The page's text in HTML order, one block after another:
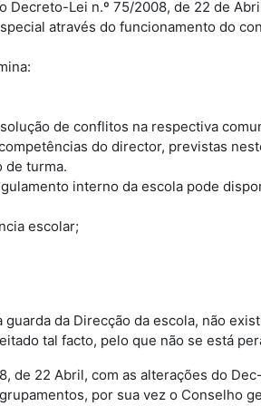
Lei n.º 75/2008, de 22 de
através do funcionamento do
de conflitos na respectiva
do director, previstas
de turma.
interno da escola pode
escolar;
da Direcção da escola, não
tal facto, pelo que não se está
de 22 Abril, com as alterações do
por sua vez o Conselho